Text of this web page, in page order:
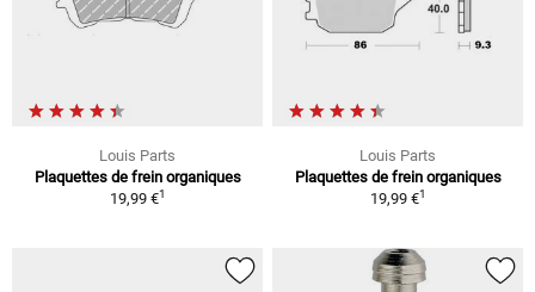
Louis Parts
Plaquettes de frein organiques
19,99 €1
Louis Parts
Plaquettes de frein organiques
19,99 €1